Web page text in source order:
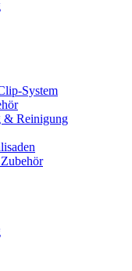
System
& Reinigung